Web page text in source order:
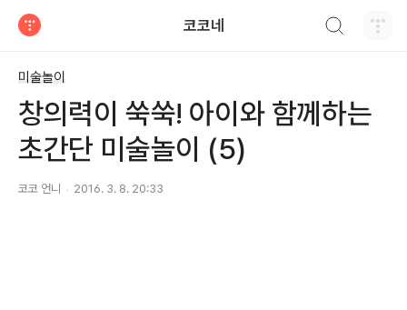
코코네
미술놀이
창의력이 쑥쑥! 아이와 함께하는
초간단 미술놀이 (5)
코코 언니 2016. 3. 8. 20:33